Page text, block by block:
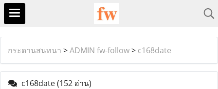
กระดานสนทนา >ADMIN fw-follow> c168date
c168date(152 อ่าน)